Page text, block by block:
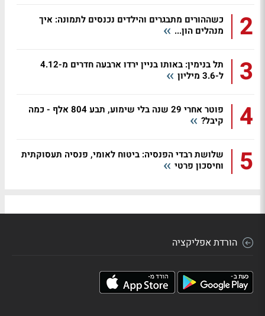
2
כשההורים מתבגרים והילדים נכנסים לתמונה: איך
מנהלים הון...
3
תל בנימין: באותו בניין ירדו ארבעה חדרים מ-4.12
ל-3.6 מיליון
4
פוטר אחרי 29 שנה בלי שימוע, תבע 804 אלף - כמה
קיבל?
5
שלושת רבדי הפנסיה: ביטוח לאומי, פנסיה תעסוקתית
וחיסכון פרטי
הורדת אפליקציה